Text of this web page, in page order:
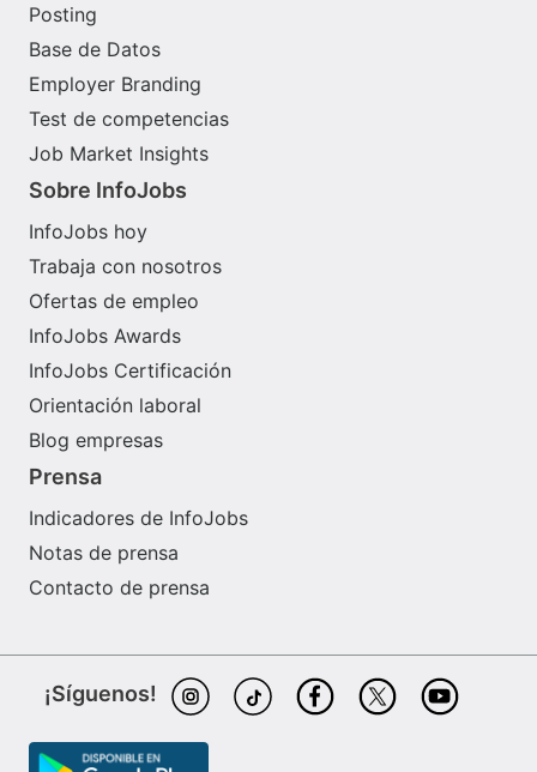
Posting
Base de Datos
Employer Branding
Test de competencias
Job Market Insights
Sobre InfoJobs
InfoJobs hoy
Trabaja con nosotros
Ofertas de empleo
InfoJobs Awards
InfoJobs Certificación
Orientación laboral
Blog empresas
Prensa
Indicadores de InfoJobs
Notas de prensa
Contacto de prensa
¡Síguenos!